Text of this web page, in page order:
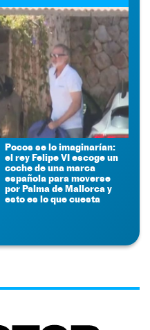
Pocos se lo imaginarían:
el rey Felipe VI escoge un
coche de una marca
española para moverse
por Palma de Mallorca y
esto es lo que cuesta